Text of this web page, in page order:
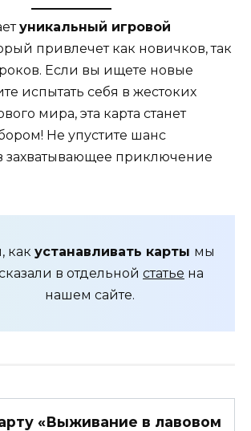
уникальный игровой
привлечет как новичков, так
Если вы ищете новые
испытать себя в жестоких
мира, эта карта станет
Не упустите шанс
захватывающее приключение
как устанавливать карты мы
в отдельной статье на
нашем сайте.
«Выживание в лавовом